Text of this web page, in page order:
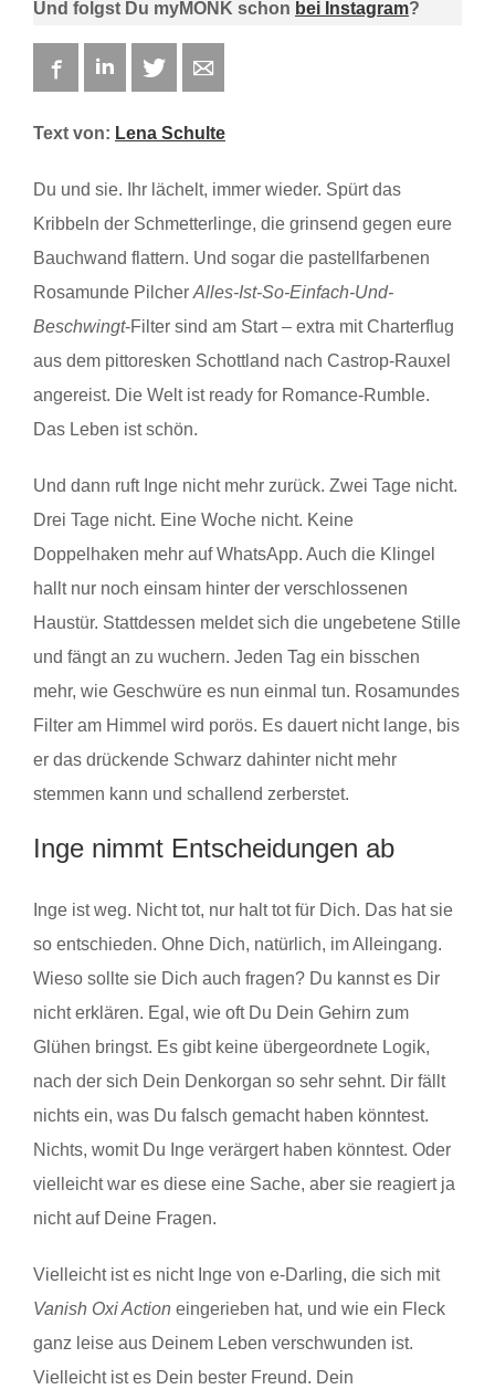
Und folgst Du myMONK schon bei Instagram?
FacebookLinkedIn Twitter
Text von: Lena Schulte
Du und sie. Ihr lächelt, immer wieder. Spürt das
Kribbeln der Schmetterlinge, die grinsend gegen eure
Bauchwand flattern. Und sogar die pastellfarbenen
Rosamunde Pilcher Alles-Ist-So-Einfach-Und-
Beschwingt-Filter sind am Start – extra mit Charterflug
aus dem pittoresken Schottland nach Castrop-Rauxel
angereist. Die Welt ist ready for Romance-Rumble.
Das Leben ist schön.
Und dann ruft Inge nicht mehr zurück. Zwei Tage nicht.
Drei Tage nicht. Eine Woche nicht. Keine
Doppelhaken mehr auf WhatsApp. Auch die Klingel
hallt nur noch einsam hinter der verschlossenen
Haustür. Stattdessen meldet sich die ungebetene Stille
und fängt an zu wuchern. Jeden Tag ein bisschen
mehr, wie Geschwüre es nun einmal tun. Rosamundes
Filter am Himmel wird porös. Es dauert nicht lange, bis
er das drückende Schwarz dahinter nicht mehr
stemmen kann und schallend zerberstet.
Inge nimmt Entscheidungen ab
Inge ist weg. Nicht tot, nur halt tot für Dich. Das hat sie
so entschieden. Ohne Dich, natürlich, im Alleingang.
Wieso sollte sie Dich auch fragen? Du kannst es Dir
nicht erklären. Egal, wie oft Du Dein Gehirn zum
Glühen bringst. Es gibt keine übergeordnete Logik,
nach der sich Dein Denkorgan so sehr sehnt. Dir fällt
nichts ein, was Du falsch gemacht haben könntest.
Nichts, womit Du Inge verärgert haben könntest. Oder
vielleicht war es diese eine Sache, aber sie reagiert ja
nicht auf Deine Fragen.
Vielleicht ist es nicht Inge von e-Darling, die sich mit
Vanish Oxi Action eingerieben hat, und wie ein Fleck
ganz leise aus Deinem Leben verschwunden ist.
Vielleicht ist es Dein bester Freund. Dein